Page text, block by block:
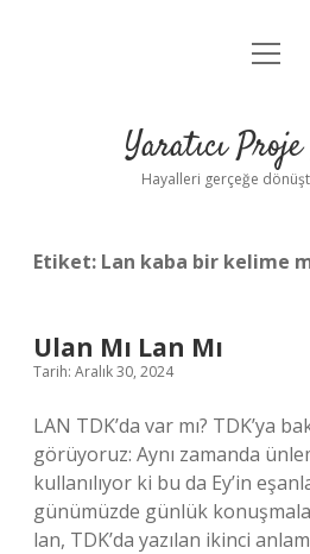
Anasayfa
Yasal
menüyü
Yaratıcı
Hayalleri gerçeğe
Etiket: Lan kaba bir kelime
Ulan Mı Lan Mı
Tarih: Aralık 30, 2024
LAN TDK’da var mı? TDK’ya
görüyoruz: Aynı zamanda
kullanılıyor ki bu da Ey’in
günümüzde günlük
lan, TDK’da yazılan ikinci